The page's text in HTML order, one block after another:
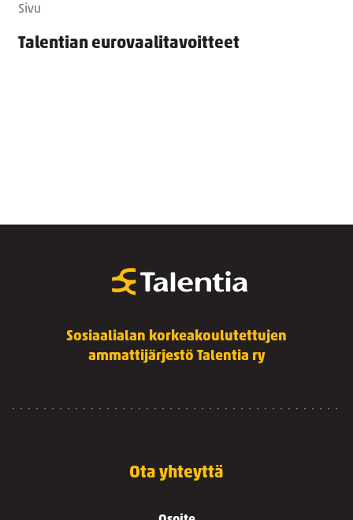
Sivu
Talentian eurovaalitavoitteet
Sosiaalialan korkeakoulutettujen
ammattijärjestö Talentia ry
Ota yhteyttä